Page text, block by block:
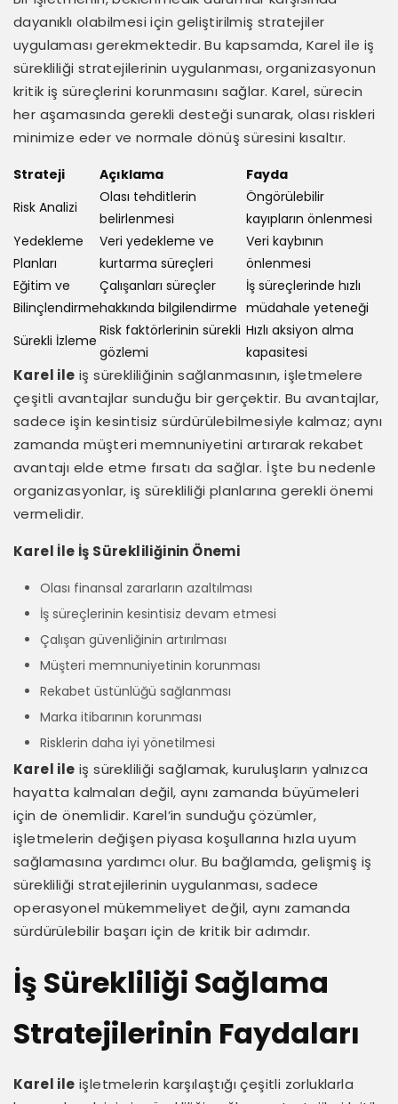
dayanıklı olabilmesi için geliştirilmiş stratejiler
uygulaması gerekmektedir. Bu kapsamda, Karel ile iş
sürekliliği stratejilerinin uygulanması, organizasyonun
kritik iş süreçlerini korunmasını sağlar. Karel, sürecin
her aşamasında gerekli desteği sunarak, olası riskleri
minimize eder ve normale dönüş süresini kısaltır.
Strateji Açıklama
Fayda
Risk Analizi
Olası tehditlerin
belirlenmesi
Öngörülebilir
kayıpların önlenmesi
Yedekleme
Planları
Veri yedekleme ve
kurtarma süreçleri
Veri kaybının
önlenmesi
Eğitim ve
Bilinçlendirme
Çalışanları süreçler
hakkında bilgilendirme
İş süreçlerinde hızlı
müdahale yeteneği
Sürekli İzleme
Risk faktörlerinin sürekli
gözlemi
Hızlı aksiyon alma
kapasitesi
Karel ile iş sürekliliğinin sağlanmasının, işletmelere
çeşitli avantajlar sunduğu bir gerçektir. Bu avantajlar,
sadece işin kesintisiz sürdürülebilmesiyle kalmaz; aynı
zamanda müşteri memnuniyetini artırarak rekabet
avantajı elde etme fırsatı da sağlar. İşte bu nedenle
organizasyonlar, iş sürekliliği planlarına gerekli önemi
vermelidir.
Karel İle İş Sürekliliğinin Önemi
Olası finansal zararların azaltılması
İş süreçlerinin kesintisiz devam etmesi
Çalışan güvenliğinin artırılması
Müşteri memnuniyetinin korunması
Rekabet üstünlüğü sağlanması
Marka itibarının korunması
Risklerin daha iyi yönetilmesi
Karel ile iş sürekliliği sağlamak, kuruluşların yalnızca
hayatta kalmaları değil, aynı zamanda büyümeleri
için de önemlidir. Karel’in sunduğu çözümler,
işletmelerin değişen piyasa koşullarına hızla uyum
sağlamasına yardımcı olur. Bu bağlamda, gelişmiş iş
sürekliliği stratejilerinin uygulanması, sadece
operasyonel mükemmeliyet değil, aynı zamanda
sürdürülebilir başarı için de kritik bir adımdır.
İş Sürekliliği Sağlama
Stratejilerinin Faydaları
Karel ile işletmelerin karşılaştığı çeşitli zorluklarla